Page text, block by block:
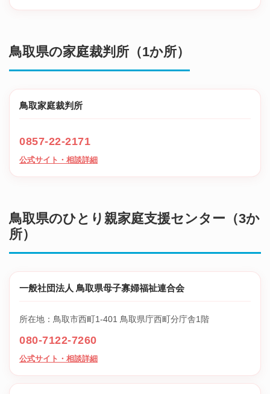
鳥取県の家庭裁判所（1か所）
鳥取家庭裁判所
0857-22-2171
公式サイト・相談詳細
鳥取県のひとり親家庭支援センター（3か
所）
一般社団法人 鳥取県母子寡婦福祉連合会
所在地：鳥取市西町1-401 鳥取県庁西町分庁舎1階
080-7122-7260
公式サイト・相談詳細